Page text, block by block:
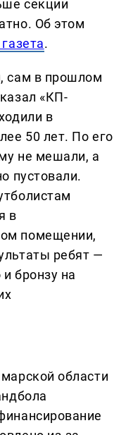
секции
Об этом
.
сам в прошлом
«КП-
в
50 лет. По его
не мешали, а
пустовали.
в
помещении,
ребят —
бронзу на
области